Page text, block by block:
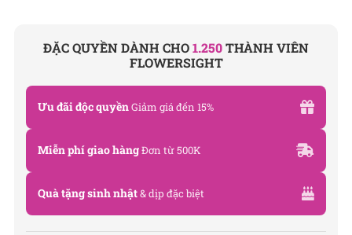
Văn phòng: 235A Hoàng Hoa Thám, P. 5, Quận Phú
Nhuận, TP.HCM
Nhuận, TP.HCM
Hotline: 093 407 2575
Email: info@flowersight.com
ĐẶC QUYỀN DÀNH CHO1.250THÀNH VIÊN
FLOWERSIGHT
Ưu đãi độc quyềnGiảm giá đến 15%
Miễn phí giao hàngĐơn từ 500K
Quà tặng sinh nhật& dịp đặc biệt